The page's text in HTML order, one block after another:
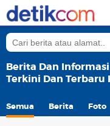
Berita Dan
Terkini Dan Terbaru
Semua Berita Foto